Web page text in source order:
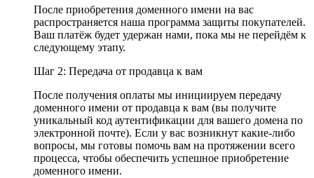
После приобретения доменного имени на вас
распространяется наша программа защиты покупателей.
Ваш платёж будет удержан нами, пока мы не перейдём к
следующему этапу.
Шаг 2: Передача от продавца к вам
После получения оплаты мы инициируем передачу
доменного имени от продавца к вам (вы получите
уникальный код аутентификации для вашего домена по
электронной почте). Если у вас возникнут какие-либо
вопросы, мы готовы помочь вам на протяжении всего
процесса, чтобы обеспечить успешное приобретение
доменного имени.